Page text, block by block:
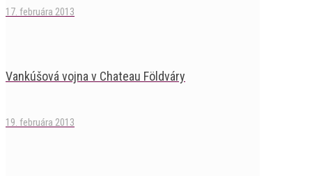
17. februára 2013
Vankúšová vojna v Chateau Földváry
19. februára 2013